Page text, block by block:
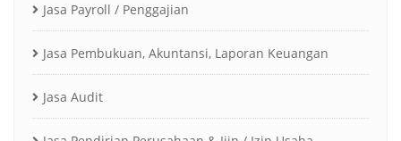
Jasa Payroll / Penggajian
Jasa Pembukuan, Akuntansi, Laporan Keuangan
Jasa Audit